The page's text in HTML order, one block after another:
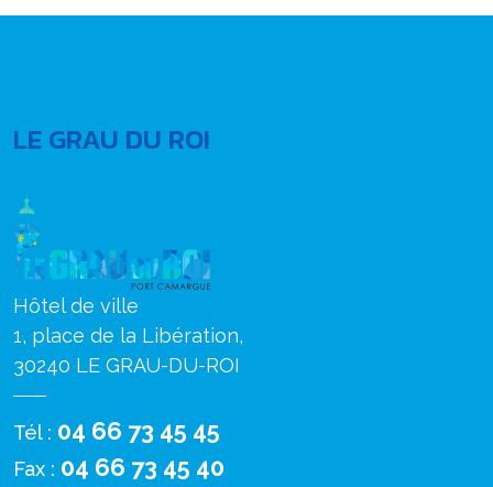
LE GRAU DU ROI
Hôtel de ville
1, place de la Libération,
30240 LE GRAU-DU-ROI
Tél : 04 66 73 45 45
Fax : 04 66 73 45 40